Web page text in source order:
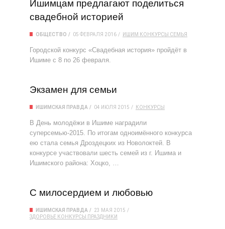
Ишимцам предлагают поделиться
свадебной историей
ОБЩЕСТВО 05 ФЕВРАЛЯ 2016 ИШИМ КОНКУРСЫ СЕМЬЯ
Городской конкурс «Свадебная история» пройдёт в
Ишиме с 8 по 26 февраля.
Экзамен для семьи
ИШИМСКАЯ ПРАВДА 04 ИЮЛЯ 2015 КОНКУРСЫ
В День молодёжи в Ишиме наградили
суперсемью-2015. По итогам одноимённого конкурса
ею стала семья Дроздецких из Новолоктей. В
конкурсе участвовали шесть семей из г. Ишима и
Ишимского района: Хоцко, …
С милосердием и любовью
ИШИМСКАЯ ПРАВДА
23 МАЯ 2015
ЗДОРОВЬЕ КОНКУРСЫ ПРАЗДНИКИ